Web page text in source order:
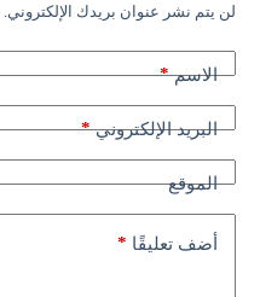
لن يتم نشر عنوان بريدك الإلكتروني.
الاسم*
البريد الإلكتروني*
الموقع
أضف تعليقًا *